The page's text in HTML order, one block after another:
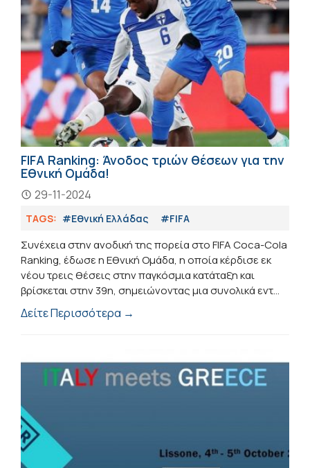
FIFA Ranking: Άνοδος τριών θέσεων για την
Εθνική Ομάδα!
29-11-2024
TAGS: #Εθνική Ελλάδας #FIFA
Συνέχεια στην ανοδική της πορεία στο FIFA Coca-Cola
Ranking, έδωσε η Εθνική Ομάδα, η οποία κέρδισε εκ
νέου τρεις θέσεις στην παγκόσμια κατάταξη και
βρίσκεται στην 39η, σημειώνοντας μια συνολικά εντ...
Δείτε Περισσότερα →